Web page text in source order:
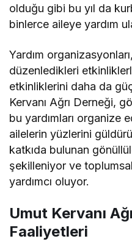
olduğu gibi bu yıl da
binlerce aileye yardım
Yardım
düzenledikleri
etkinliklerini daha da
Kervanı Ağrı Derneği,
bu yardımları organize
ailelerin yüzlerini
katkıda bulunan
şekilleniyor ve
yardımcı oluyor.
Umut Kervanı
Faaliyetleri